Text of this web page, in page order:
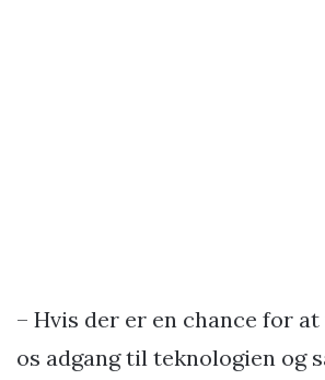
– Hvis der er en chance for
os adgang til teknologien og